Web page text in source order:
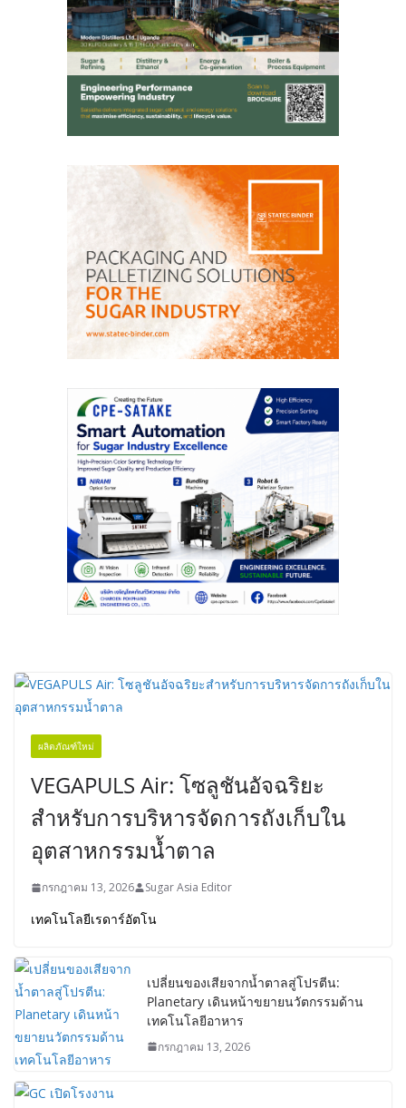
ผลิตภัณฑ์ใหม่
VEGAPULS Air: โซลูชันอัจฉริยะ
สำหรับการบริหารจัดการถังเก็บใน
อุตสาหกรรมน้ำตาล
กรกฎาคม 13, 2026 Sugar Asia Editor
เทคโนโลยีเรดาร์อัตโน
เปลี่ยนของเสียจากน้ำตาลสู่โปรตีน:
Planetary เดินหน้าขยายนวัตกรรมด้าน
เทคโนโลยีอาหาร
กรกฎาคม 13, 2026